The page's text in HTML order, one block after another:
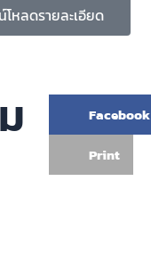
โหลดรายละเอียด
Facebook
Print